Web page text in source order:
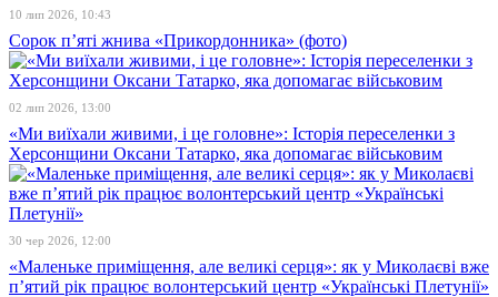
10 лип 2026, 10:43
Сорок п’яті жнива «Прикордонника» (фото)
02 лип 2026, 13:00
«Ми виїхали живими, і це головне»: Історія переселенки з
Херсонщини Оксани Татарко, яка допомагає військовим
30 чер 2026, 12:00
«Маленьке приміщення, але великі серця»: як у Миколаєві вже
п’ятий рік працює волонтерський центр «Українські Плетунії»